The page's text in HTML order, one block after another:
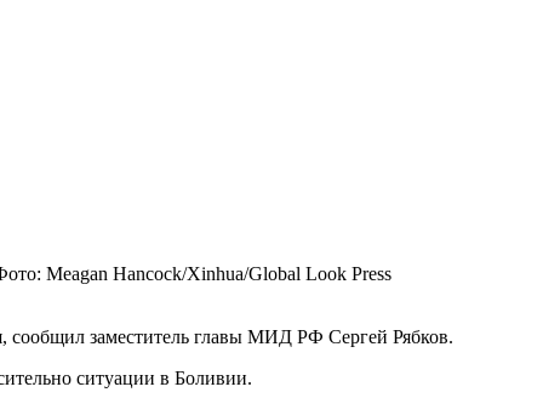
Meagan Hancock/Xinhua/Global Look Press
сообщил заместитель главы МИД РФ Сергей Рябков.
ситуации в Боливии.